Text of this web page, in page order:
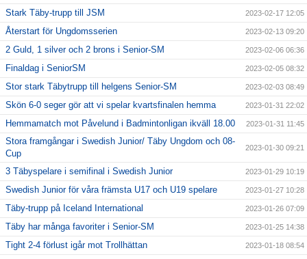
Stark Täby-trupp till JSM 2023-02-17 12:05
Återstart för Ungdomsserien 2023-02-13 09:20
2 Guld, 1 silver och 2 brons i Senior-SM 2023-02-06 06:36
Finaldag i SeniorSM 2023-02-05 08:32
Stor stark Täbytrupp till helgens Senior-SM 2023-02-03 08:49
Skön 6-0 seger gör att vi spelar kvartsfinalen hemma 2023-01-31 22:02
Hemmamatch mot Påvelund i Badmintonligan ikväll 18.00 2023-01-31 11:45
Stora framgångar i Swedish Junior/ Täby Ungdom och 08-
Cup
2023-01-30 09:21
3 Täbyspelare i semifinal i Swedish Junior 2023-01-29 10:19
Swedish Junior för våra främsta U17 och U19 spelare 2023-01-27 10:28
Täby-trupp på Iceland International 2023-01-26 07:09
Täby har många favoriter i Senior-SM 2023-01-25 14:38
Tight 2-4 förlust igår mot Trollhättan 2023-01-18 08:54